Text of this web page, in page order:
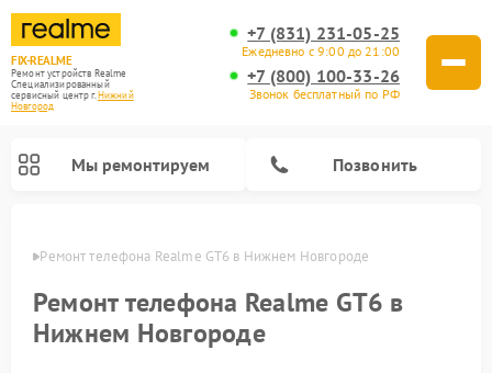
FIX-REALME
Ремонт устройств Realme
Специализированный
cервисный центр г.Нижний
Новгород
+7 (831) 231-05-25
Ежедневно с 9:00 до 21:00
+7 (800) 100-33-26
Звонок бесплатный по РФ
Мы ремонтируем Позвонить
Ремонт телефона Realme GT6 в Нижнем Новгороде
Ремонт телефона Realme GT6 в
Нижнем Новгороде